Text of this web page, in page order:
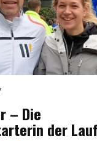
– Die
der